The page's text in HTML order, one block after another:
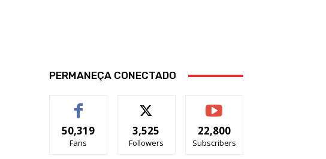
PERMANEÇA CONECTADO
50,319
Fans
3,525
Followers
22,800
Subscribers